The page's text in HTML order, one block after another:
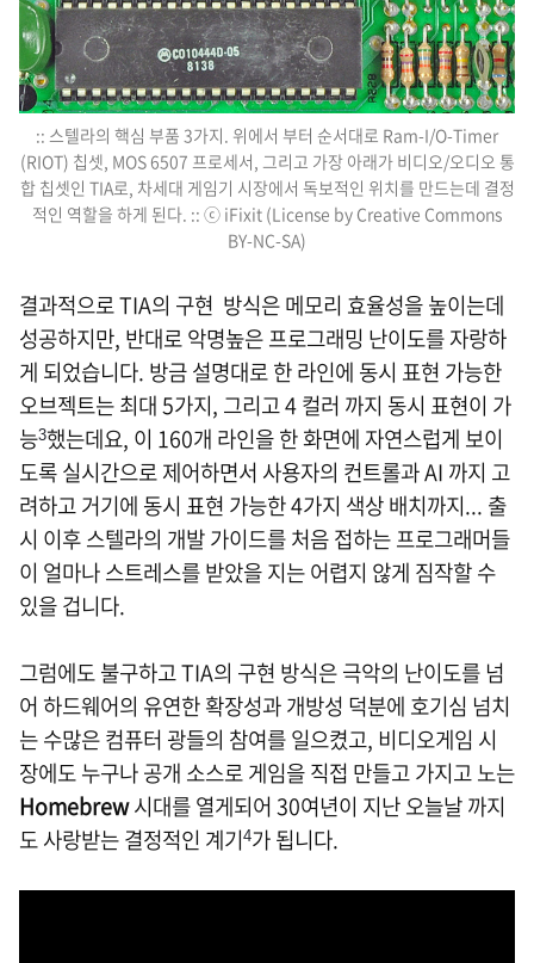
:: 스텔라의 핵심 부품 3가지. 위에서 부터 순서대로 Ram-I/O-Timer
(RIOT) 칩셋, MOS 6507 프로세서, 그리고 가장 아래가 비디오/오디오 통
합 칩셋인 TIA로, 차세대 게임기 시장에서 독보적인 위치를 만드는데 결정
적인 역할을 하게 된다. :: ⓒ iFixit (License by Creative Commons
BY-NC-SA)
결과적으로 TIA의 구현 방식은 메모리 효율성을 높이는데
성공하지만, 반대로 악명높은 프로그래밍 난이도를 자랑하
게 되었습니다. 방금 설명대로 한 라인에 동시 표현 가능한
오브젝트는 최대 5가지, 그리고 4 컬러 까지 동시 표현이 가
능3했는데요, 이 160개 라인을 한 화면에 자연스럽게 보이
도록 실시간으로 제어하면서 사용자의 컨트롤과 AI 까지 고
려하고 거기에 동시 표현 가능한 4가지 색상 배치까지... 출
시 이후 스텔라의 개발 가이드를 처음 접하는 프로그래머들
이 얼마나 스트레스를 받았을 지는 어렵지 않게 짐작할 수
있을 겁니다.
그럼에도 불구하고 TIA의 구현 방식은 극악의 난이도를 넘
어 하드웨어의 유연한 확장성과 개방성 덕분에 호기심 넘치
는 수많은 컴퓨터 광들의 참여를 일으켰고, 비디오게임 시
장에도 누구나 공개 소스로 게임을 직접 만들고 가지고 노는
Homebrew시대를 열게되어 30여년이 지난 오늘날 까지
도 사랑받는 결정적인 계기4가 됩니다.